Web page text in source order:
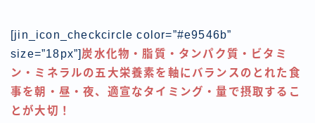
[jin_icon_checkcircle color=”#e9546b”
size=”18px”] 炭水化物・脂質・タンパク質・ビタミ
ン・ミネラルの五大栄養素を軸にバランスのとれた食
事を朝・昼・夜、適宣なタイミング・量で摂取するこ
とが大切！